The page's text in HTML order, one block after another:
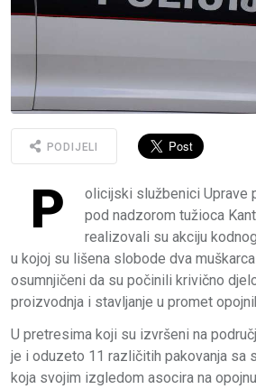
PODIJELI
P
olicijski službenici Uprave
pod nadzorom tužioca
realizovali su akciju
u kojoj su lišena slobode dva muškarca
osumnjičeni da su počinili krivično
proizvodnja i stavljanje u promet
U pretresima koji su izvršeni na
je i oduzeto 11 različitih pakovanja sa
koja svojim izgledom asocira na